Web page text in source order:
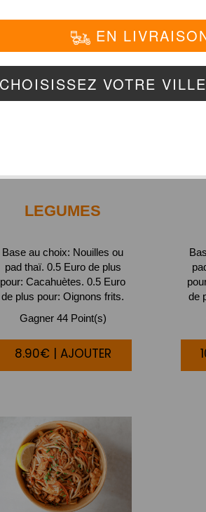
LEGUMES
Base au choix: Nouilles ou
pad thaï. 0.5 Euro de plus
pour: Cacahuètes. 0.5 Euro
de plus pour: Oignons frits.
Gagner 44 Point(s)
8.90€ | AJOUTER
de